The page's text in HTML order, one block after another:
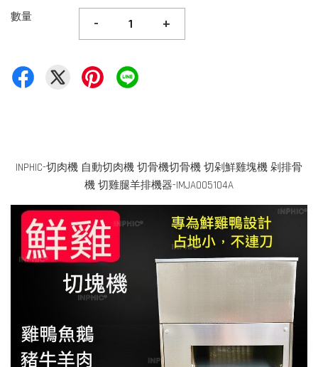
數量 - +
INPHIC-切肉機 自動切肉機 切骨機切骨機 切剁鮮雞塊機 剁排骨
機 切雞腿羊排機器-IMJA005104A